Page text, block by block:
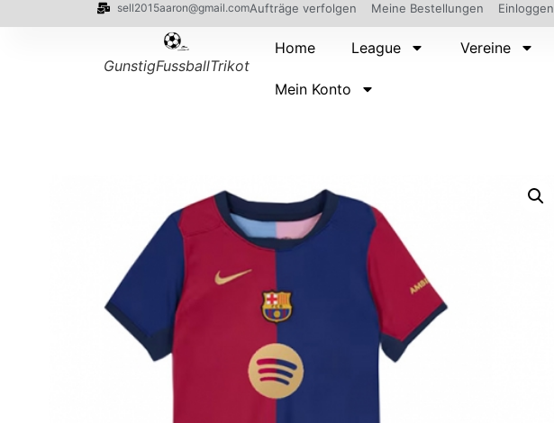
sell2015aaron@gmail.comAufträge verfolgen Meine Bestellungen Einloggen
GunstigFussballTrikot
Home League Vereine
Mein Konto